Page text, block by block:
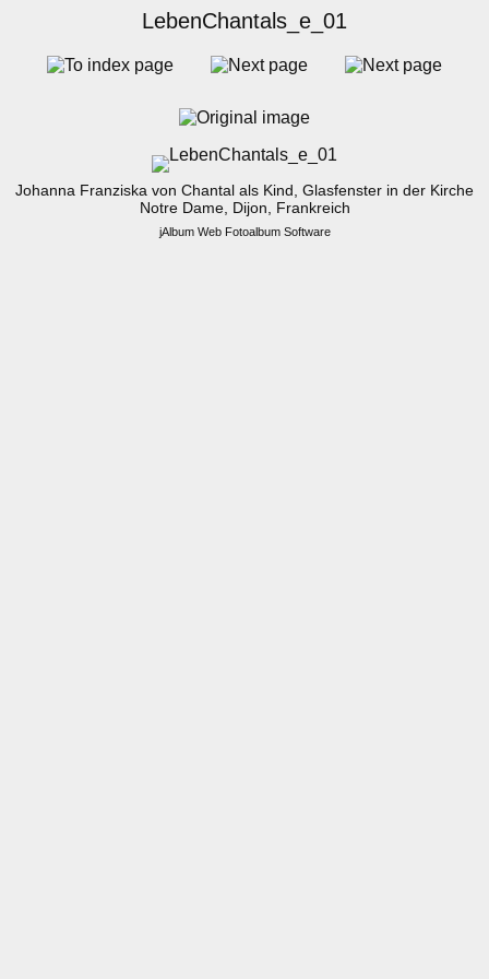
LebenChantals_e_01
Johanna Franziska von Chantal als Kind, Glasfenster in der Kirche
Notre Dame, Dijon, Frankreich
jAlbum Web Fotoalbum Software